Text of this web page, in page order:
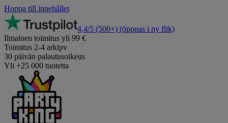
Hoppa till innehållet
4,4/5 (500+) (öppnas i ny flik)
Ilmainen toimitus yli 99 €
Toimitus 2-4 arkipv
30 päivän palautusoikeus
Yli +25 000 tuotetta